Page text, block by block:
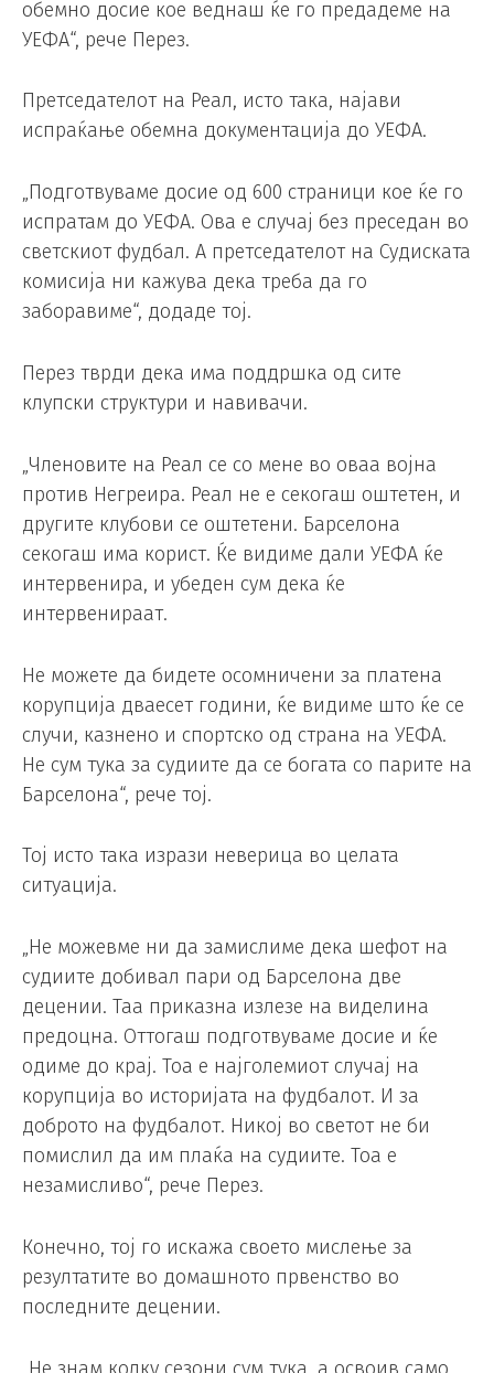
обемно досие кое веднаш ќе го предадеме на
УЕФА“, рече Перез.
Претседателот на Реал, исто така, најави
испраќање обемна документација до УЕФА.
„Подготвуваме досие од 600 страници кое ќе го
испратам до УЕФА. Ова е случај без преседан во
светскиот фудбал. А претседателот на Судиската
комисија ни кажува дека треба да го
заборавиме“, додаде тој.
Перез тврди дека има поддршка од сите
клупски структури и навивачи.
„Членовите на Реал се со мене во оваа војна
против Негреира. Реал не е секогаш оштетен, и
другите клубови се оштетени. Барселона
секогаш има корист. Ќе видиме дали УЕФА ќе
интервенира, и убеден сум дека ќе
интервенираат.
Не можете да бидете осомничени за платена
корупција дваесет години, ќе видиме што ќе се
случи, казнено и спортско од страна на УЕФА.
Не сум тука за судиите да се богата со парите на
Барселона“, рече тој.
Тој исто така изрази неверица во целата
ситуација.
„Не можевме ни да замислиме дека шефот на
судиите добивал пари од Барселона две
децении. Таа приказна излезе на виделина
предоцна. Оттогаш подготвуваме досие и ќе
одиме до крај. Тоа е најголемиот случај на
корупција во историјата на фудбалот. И за
доброто на фудбалот. Никој во светот не би
помислил да им плаќа на судиите. Тоа е
незамисливо“, рече Перез.
Конечно, тој го искажа своето мислење за
резултатите во домашното првенство во
последните децении.